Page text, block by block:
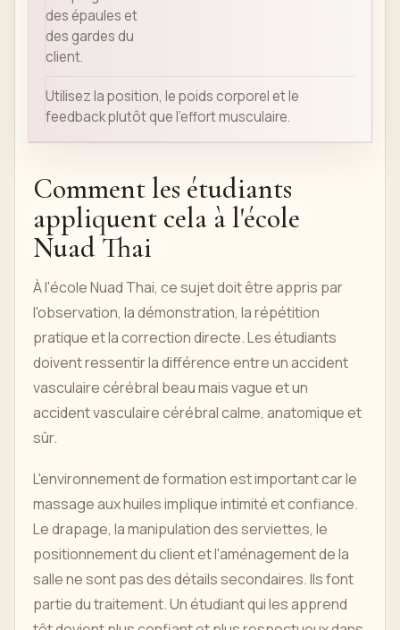
des épaules et
des gardes du
client.
Utilisez la position, le poids corporel et le
feedback plutôt que l'effort musculaire.
Comment les étudiants
appliquent cela à l'école
Nuad Thai
À l'école Nuad Thai, ce sujet doit être appris par
l'observation, la démonstration, la répétition
pratique et la correction directe. Les étudiants
doivent ressentir la différence entre un accident
vasculaire cérébral beau mais vague et un
accident vasculaire cérébral calme, anatomique et
sûr.
L'environnement de formation est important car le
massage aux huiles implique intimité et confiance.
Le drapage, la manipulation des serviettes, le
positionnement du client et l'aménagement de la
salle ne sont pas des détails secondaires. Ils font
partie du traitement. Un étudiant qui les apprend